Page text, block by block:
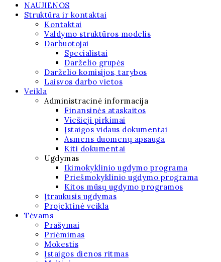
NAUJIENOS
Struktūra ir kontaktai
Kontaktai
Valdymo struktūros modelis
Darbuotojai
Specialistai
Darželio grupės
Darželio komisijos, tarybos
Laisvos darbo vietos
Veikla
Administracinė informacija
Finansinės ataskaitos
Viešieji pirkimai
Įstaigos vidaus dokumentai
Asmens duomenų apsauga
Kiti dokumentai
Ugdymas
Ikimokyklinio ugdymo programa
Priešmokyklinio ugdymo programa
Kitos mūsų ugdymo programos
Įtraukusis ugdymas
Projektinė veikla
Tėvams
Prašymai
Priėmimas
Mokestis
Įstaigos dienos ritmas